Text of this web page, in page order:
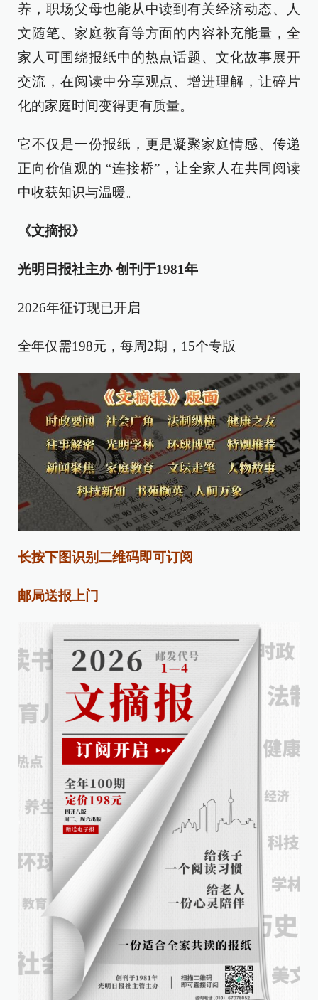
养，职场父母也能从中读到有关经济动态、人
文随笔、家庭教育等方面的内容补充能量，全
家人可围绕报纸中的热点话题、文化故事展开
交流，在阅读中分享观点、增进理解，让碎片
化的家庭时间变得更有质量。
它不仅是一份报纸，更是凝聚家庭情感、传递
正向价值观的 “连接桥”，让全家人在共同阅读
中收获知识与温暖。
《文摘报》
光明日报社主办 创刊于1981年
2026年征订现已开启
全年仅需198元，每周2期，15个专版
长按下图识别二维码即可订阅
邮局送报上门